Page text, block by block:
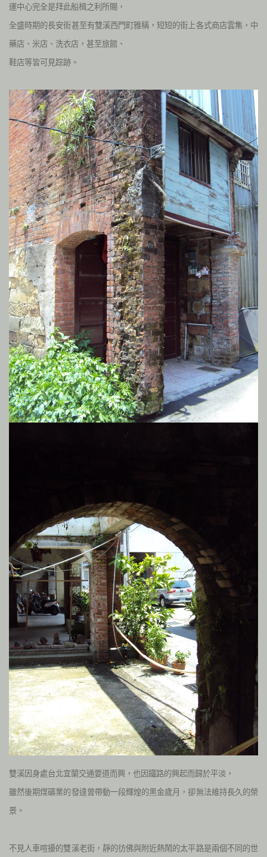
運中心完全是拜此船楫之利所賜，
全盛時期的長安街甚至有雙溪西門町雅稱，短短的街上各式商店雲集，中
藥店、米店、洗衣店，甚至旅館、
鞋店等皆可見踪跡。
雙溪因身處台北宜蘭交通要道而興，也因鐵路的興起而歸於平淡，
雖然後期煤礦業的發達曾帶動一段輝煌的黑金歲月，卻無法維持長久的榮
景。
不見人車喧擾的雙溪老街，靜的彷佛與附近熱鬧的太平路是兩個不同的世